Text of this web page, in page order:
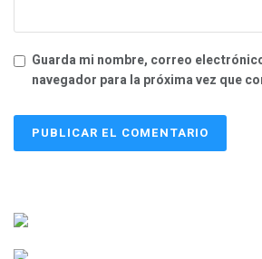
Guarda mi nombre, correo
navegador para la próxima vez que